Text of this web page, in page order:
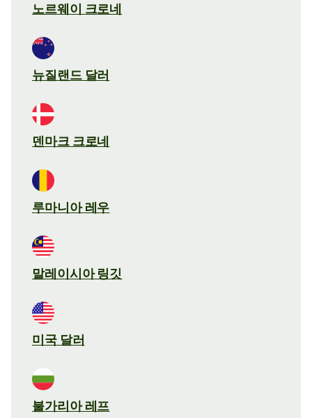
노르웨이 크로네
뉴질랜드 달러
덴마크 크로네
루마니아 레우
말레이시아 링깃
미국 달러
불가리아 레프